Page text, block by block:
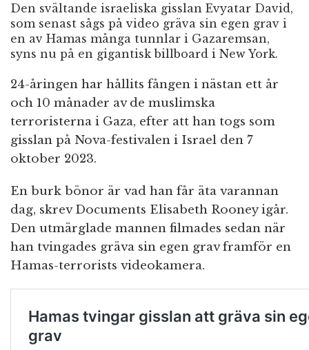
Den svältande israeliska gisslan Evyatar David,
som senast sågs på video gräva sin egen grav i
en av Hamas många tunnlar i Gazaremsan,
syns nu på en gigantisk billboard i New York.
24-åringen har hållits fången i nästan ett år
och 10 månader av de muslimska
terroristerna i Gaza, efter att han togs som
gisslan på Nova-festivalen i Israel den 7
oktober 2023.
En burk bönor är vad han får äta varannan
dag, skrev Documents Elisabeth Rooney igår.
Den utmärglade mannen filmades sedan när
han tvingades gräva sin egen grav framför en
Hamas-terrorists videokamera.